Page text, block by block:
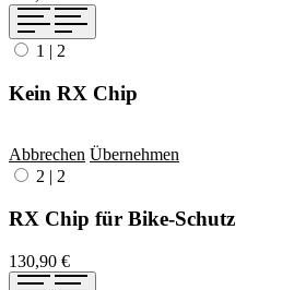
1 | 2
Kein RX Chip
Abbrechen Übernehmen
2 | 2
RX Chip für Bike-Schutz
130,90 €